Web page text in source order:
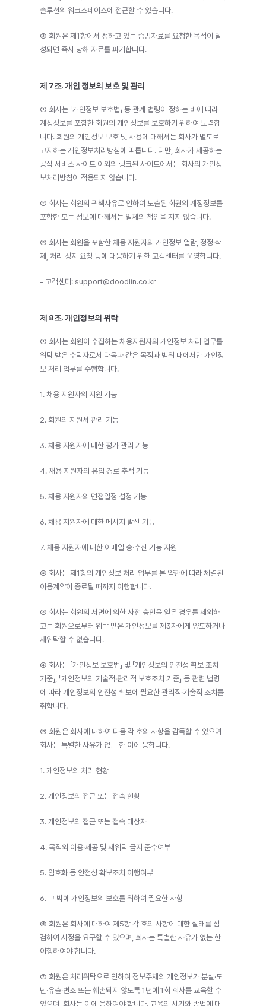
솔루션의 워크스페이스에 접근할 수 있습니다.
③ 회원은 제1항에서 정하고 있는 증빙자료를 요청한 목적이 달
성되면 즉시 당해 자료를 파기합니다.
제 7조. 개인 정보의 보호 및 관리
① 회사는 「개인정보 보호법」 등 관계 법령이 정하는 바에 따라
계정정보를 포함한 회원의 개인정보를 보호하기 위하여 노력합
니다. 회원의 개인정보 보호 및 사용에 대해서는 회사가 별도로
고지하는 개인정보처리방침에 따릅니다. 다만, 회사가 제공하는
공식 서비스 사이트 이외의 링크된 사이트에서는 회사의 개인정
보처리방침이 적용되지 않습니다.
② 회사는 회원의 귀책사유로 인하여 노출된 회원의 계정정보를
포함한 모든 정보에 대해서는 일체의 책임을 지지 않습니다.
③ 회사는 회원을 포함한 채용 지원자의 개인정보 열람, 정정·삭
제, 처리 정지 요청 등에 대응하기 위한 고객센터를 운영합니다.
- 고객센터: support@doodlin.co.kr
제 8조. 개인정보의 위탁
① 회사는 회원이 수집하는 채용지원자의 개인정보 처리 업무를
위탁 받은 수탁자로서 다음과 같은 목적과 범위 내에서만 개인정
보 처리 업무를 수행합니다.
1. 채용 지원자의 지원 기능
2. 회원의 지원서 관리 기능
3. 채용 지원자에 대한 평가 관리 기능
4. 채용 지원자의 유입 경로 추적 기능
5. 채용 지원자의 면접일정 설정 기능
6. 채용 지원자에 대한 메시지 발신 기능
7. 채용 지원자에 대한 이메일 송·수신 기능 지원
② 회사는 제1항의 개인정보 처리 업무를 본 약관에 따라 체결된
이용계약이 종료될 때까지 이행합니다.
③ 회사는 회원의 서면에 의한 사전 승인을 얻은 경우를 제외하
고는 회원으로부터 위탁 받은 개인정보를 제3자에게 양도하거나
재위탁할 수 없습니다.
④ 회사는 「개인정보 보호법」 및 「개인정보의 안전성 확보 조치
기준」, 「개인정보의 기술적·관리적 보호조치 기준」 등 관련 법령
에 따라 개인정보의 안전성 확보에 필요한 관리적·기술적 조치를
취합니다.
⑤ 회원은 회사에 대하여 다음 각 호의 사항을 감독할 수 있으며
회사는 특별한 사유가 없는 한 이에 응합니다.
1. 개인정보의 처리 현황
2. 개인정보의 접근 또는 접속 현황
3. 개인정보의 접근 또는 접속 대상자
4. 목적외 이용·제공 및 재위탁 금지 준수여부
5. 암호화 등 안전성 확보조치 이행여부
6. 그 밖에 개인정보의 보호를 위하여 필요한 사항
⑥ 회원은 회사에 대하여 제5항 각 호의 사항에 대한 실태를 점
검하여 시정을 요구할 수 있으며, 회사는 특별한 사유가 없는 한
이행하여야 합니다.
⑦ 회원은 처리위탁으로 인하여 정보주체의 개인정보가 분실·도
난·유출·변조 또는 훼손되지 않도록 1년에 1회 회사를 교육할 수
있으며, 회사는 이에 응하여야 합니다. 교육의 시기와 방법에 대